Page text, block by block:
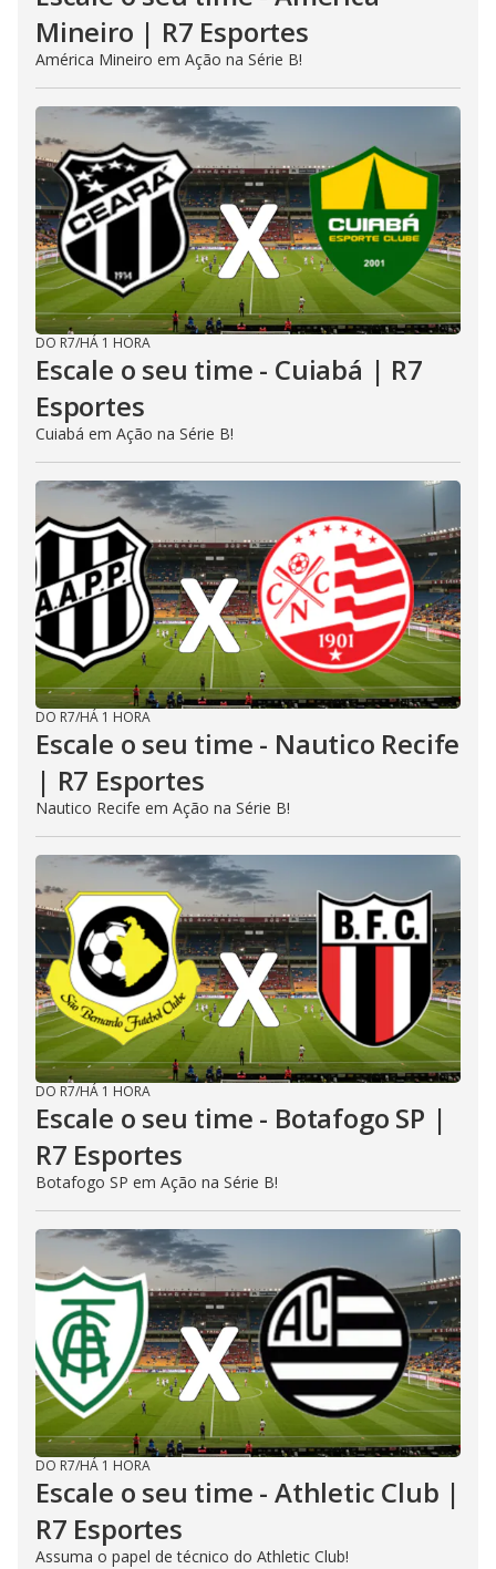
Mineiro | R7 Esportes
América Mineiro em Ação na Série B!
DO R7/HÁ 1 HORA
Escale o seu time - Cuiabá | R7
Esportes
Cuiabá em Ação na Série B!
DO R7/HÁ 1 HORA
Escale o seu time - Nautico Recife
| R7 Esportes
Nautico Recife em Ação na Série B!
DO R7/HÁ 1 HORA
Escale o seu time - Botafogo SP |
R7 Esportes
Botafogo SP em Ação na Série B!
DO R7/HÁ 1 HORA
Escale o seu time - Athletic Club |
R7 Esportes
Assuma o papel de técnico do Athletic Club!